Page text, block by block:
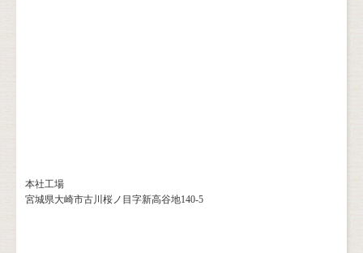
本社工場
宮城県大崎市古川桜ノ目字新高谷地140-5